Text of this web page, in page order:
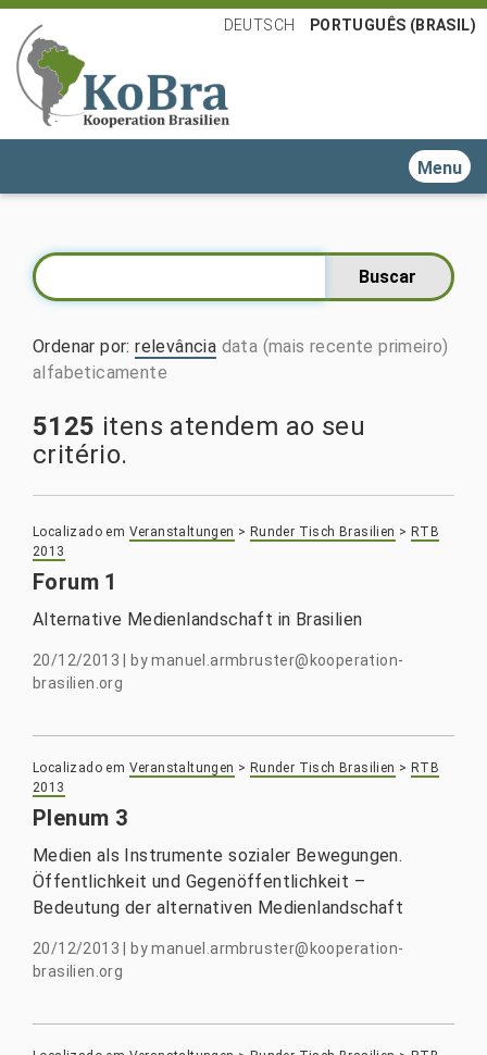
DEUTSCH PORTUGUÊS (BRASIL)
Toggle
Ordenar por:relevância data (mais recente primeiro)
alfabeticamente
5125 itens atendem ao seu
critério.
Localizado em Veranstaltungen > Runder Tisch Brasilien > RTB
2013
Forum 1
Alternative Medienlandschaft in Brasilien
20/12/2013 bymanuel.armbruster@kooperation-
brasilien.org
Localizado em Veranstaltungen > Runder Tisch Brasilien > RTB
2013
Plenum 3
Medien als Instrumente sozialer Bewegungen.
Öffentlichkeit und Gegenöffentlichkeit –
Bedeutung der alternativen Medienlandschaft
20/12/2013 bymanuel.armbruster@kooperation-
brasilien.org